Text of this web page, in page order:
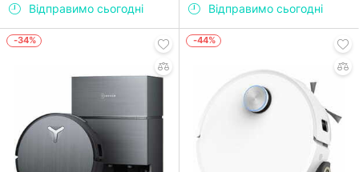
Відправимо сьогодні
Відправимо сьогодні
-34% -44%